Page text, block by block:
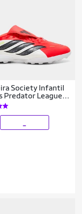
Society Infantil
Predator League
Dobrável